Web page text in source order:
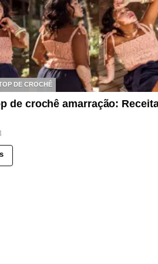
DE CROCHÊ
de crochê amarração: